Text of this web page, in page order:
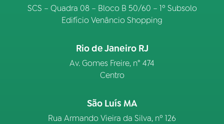
SCS – Quadra 08 – Bloco B 50/60 – 1º Subsolo
Edifício Venâncio Shopping
Rio de Janeiro RJ
Av. Gomes Freire, n° 474
Centro
São Luís MA
Rua Armando Vieira da Silva, nº 126